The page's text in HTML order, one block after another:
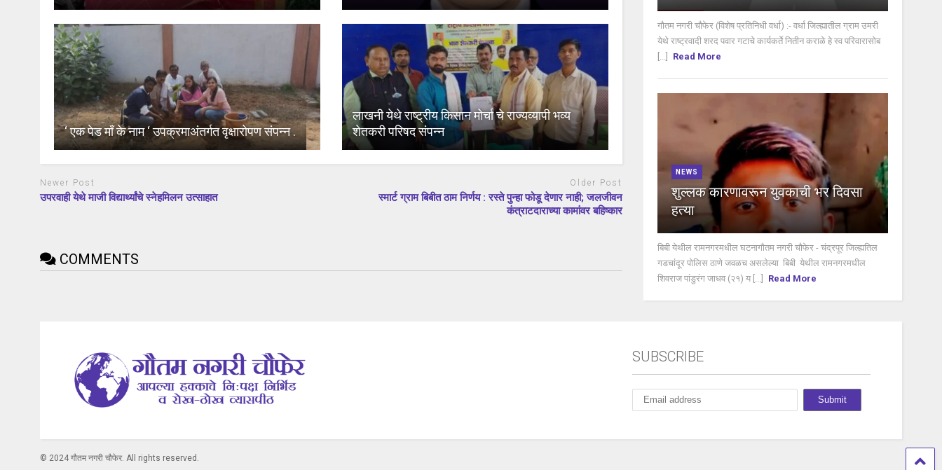
‘ एक पेड माँ के नाम ‘ उपक्रमाअंतर्गत वृक्षारोपण संपन्न .
लाखनी येथे राष्ट्रीय किसान मोर्चा चे राज्यव्यापी भव्य
शेतकरी परिषद संपन्न
Newer Post
उपरवाही येथे माजी विद्यार्थ्यांचे स्नेहमिलन उत्साहात
Older Post
स्मार्ट ग्राम बिबीत ठाम निर्णय : रस्ते पुन्हा फोडू देणार नाही; जलजीवन
कंत्राटदाराच्या कामांवर बहिष्कार
COMMENTS
गौतम नगरी चौफेर (विशेष प्रतिनिधी वर्धा) :- वर्धा जिल्ह्यातील ग्राम उमरी
येथे राष्ट्रवादी शरद पवार गटाचे कार्यकर्ते नितीन कराळे हे स्व परिवारासोब
Read More
NEWS
शुल्लक कारणावरून युवकाची भर दिवसा
हत्या
बिबी येथील रामनगरमधील घटनागौतम नगरी चौफेर - चंद्रपूर जिल्ह्यतिल
गडचांदूर पोलिस ठाणे जवळच असलेल्या बिबी येथील रामनगरमधील
शिवराज पांडुरंग जाधव (२१) य [...]
Read More
SUBSCRIBE
© 2024 गौतम नगरी चौफेर. All rights reserved.